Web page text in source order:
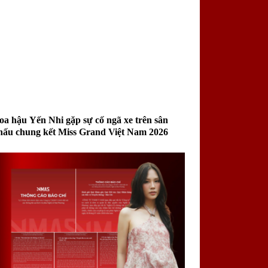
hậu Yến Nhi gặp sự cố ngã xe trên sân
chung kết Miss Grand Việt Nam 2026